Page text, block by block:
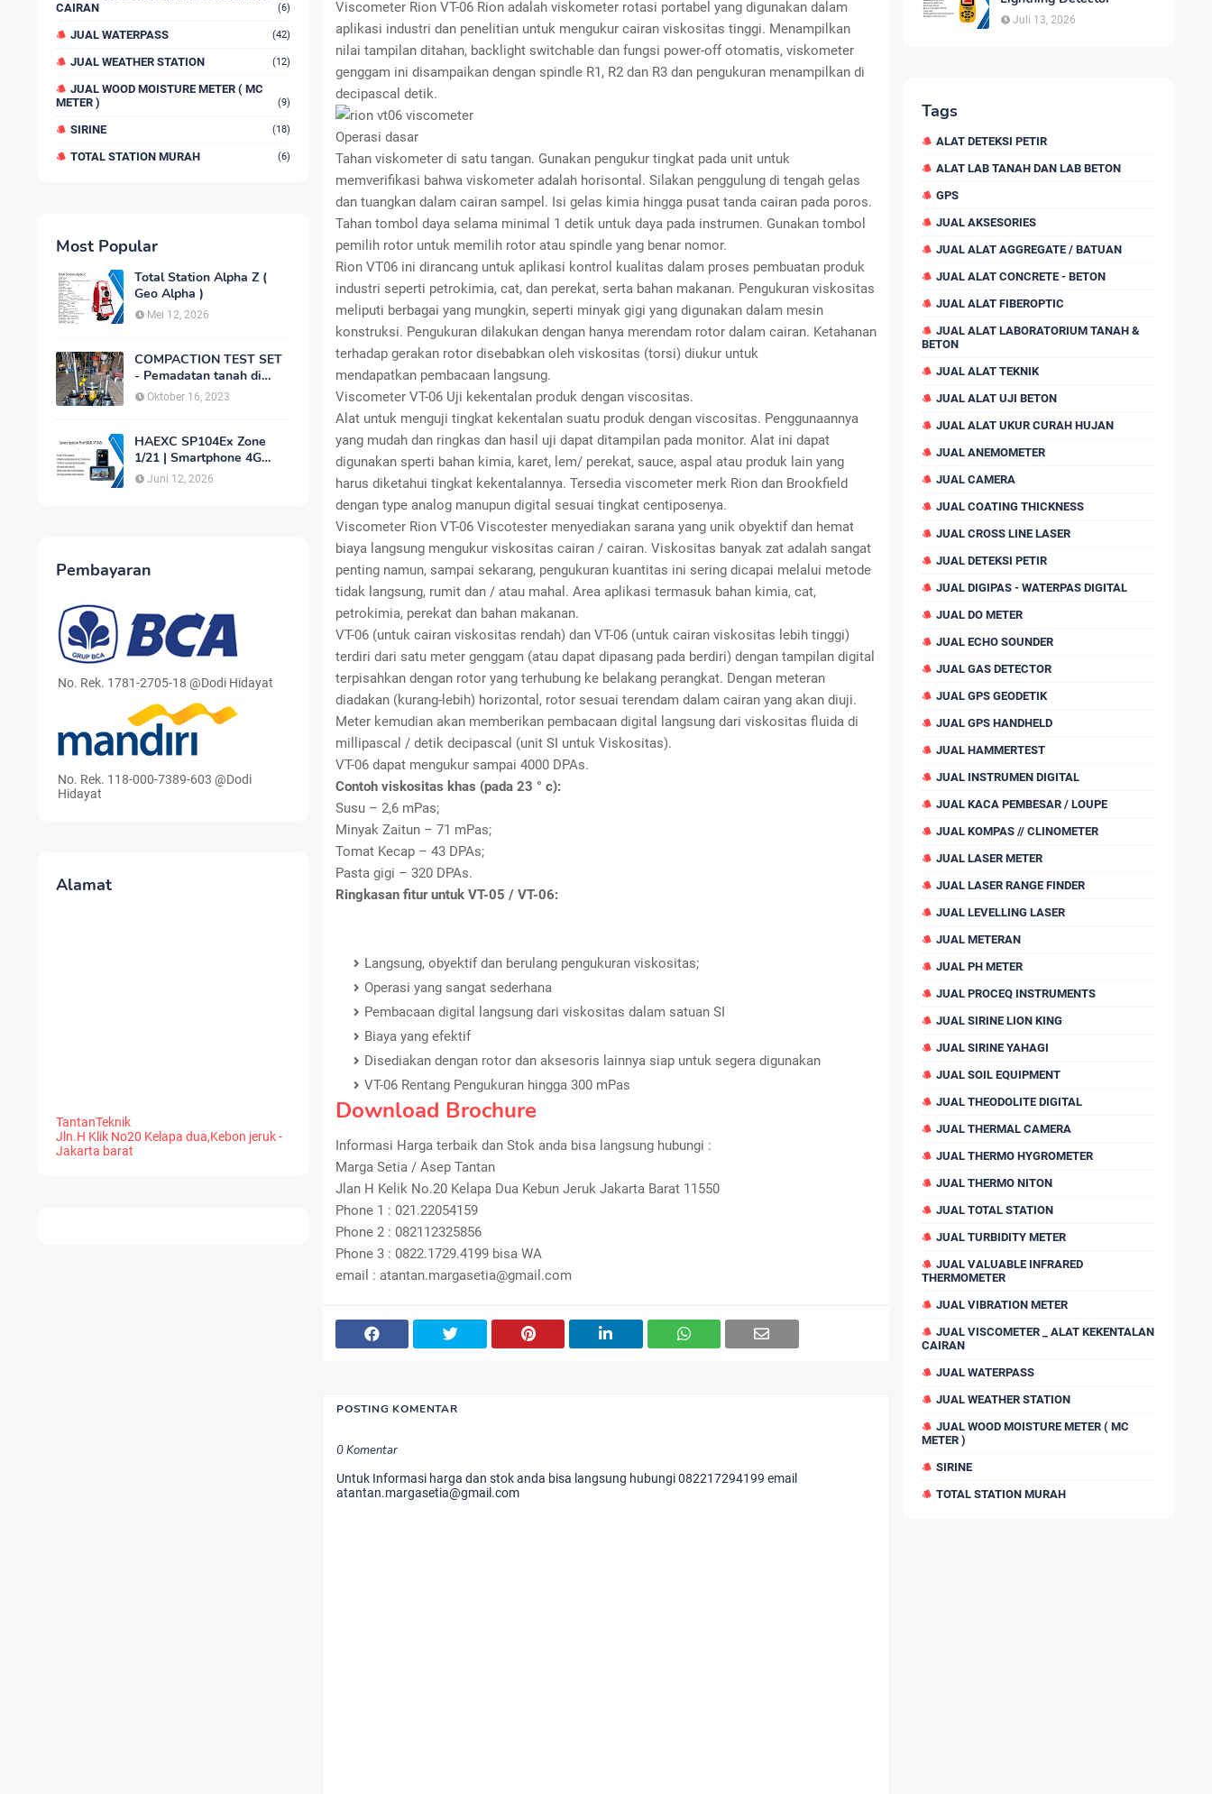
CAIRAN
(6)
JUAL WATERPASS (42)
JUAL WEATHER STATION (12)
JUAL WOOD MOISTURE METER ( MC
METER )
(9)
SIRINE (18)
TOTAL STATION MURAH (6)
Most Popular
Total Station Alpha Z (
Geo Alpha )
Mei 12, 2026
COMPACTION TEST SET
- Pemadatan tanah di
laboratorium
Oktober 16, 2023
HAEXC SP104Ex Zone
1/21 | Smartphone 4G
Intrinsically Safe
Juni 12, 2026
Pembayaran
No. Rek. 1781-2705-18 @Dodi Hidayat
No. Rek. 118-000-7389-603 @Dodi
Hidayat
Alamat
TantanTeknik
Jln.H Klik No20 Kelapa dua,Kebon jeruk -
Jakarta barat
Viscometer Rion VT-06 Rion adalah viskometer rotasi portabel yang digunakan dalam
aplikasi industri dan penelitian untuk mengukur cairan viskositas tinggi. Menampilkan
nilai tampilan ditahan, backlight switchable dan fungsi power-off otomatis, viskometer
genggam ini disampaikan dengan spindle R1, R2 dan R3 dan pengukuran menampilkan di
decipascal detik.
Operasi dasar
Tahan viskometer di satu tangan. Gunakan pengukur tingkat pada unit untuk
memverifikasi bahwa viskometer adalah horisontal. Silakan penggulung di tengah gelas
dan tuangkan dalam cairan sampel. Isi gelas kimia hingga pusat tanda cairan pada poros.
Tahan tombol daya selama minimal 1 detik untuk daya pada instrumen. Gunakan tombol
pemilih rotor untuk memilih rotor atau spindle yang benar nomor.
Rion VT06 ini dirancang untuk aplikasi kontrol kualitas dalam proses pembuatan produk
industri seperti petrokimia, cat, dan perekat, serta bahan makanan. Pengukuran viskositas
meliputi berbagai yang mungkin, seperti minyak gigi yang digunakan dalam mesin
konstruksi. Pengukuran dilakukan dengan hanya merendam rotor dalam cairan. Ketahanan
terhadap gerakan rotor disebabkan oleh viskositas (torsi) diukur untuk
mendapatkan pembacaan langsung.
Viscometer VT-06 Uji kekentalan produk dengan viscositas.
Alat untuk menguji tingkat kekentalan suatu produk dengan viscositas. Penggunaannya
yang mudah dan ringkas dan hasil uji dapat ditampilan pada monitor. Alat ini dapat
digunakan sperti bahan kimia, karet, lem/ perekat, sauce, aspal atau produk lain yang
harus diketahui tingkat kekentalannya. Tersedia viscometer merk Rion dan Brookfield
dengan type analog manupun digital sesuai tingkat centiposenya.
Viscometer Rion VT-06 Viscotester menyediakan sarana yang unik obyektif dan hemat
biaya langsung mengukur viskositas cairan / cairan. Viskositas banyak zat adalah sangat
penting namun, sampai sekarang, pengukuran kuantitas ini sering dicapai melalui metode
tidak langsung, rumit dan / atau mahal. Area aplikasi termasuk bahan kimia, cat,
petrokimia, perekat dan bahan makanan.
VT-06 (untuk cairan viskositas rendah) dan VT-06 (untuk cairan viskositas lebih tinggi)
terdiri dari satu meter genggam (atau dapat dipasang pada berdiri) dengan tampilan digital
terpisahkan dengan rotor yang terhubung ke belakang perangkat. Dengan meteran
diadakan (kurang-lebih) horizontal, rotor sesuai terendam dalam cairan yang akan diuji.
Meter kemudian akan memberikan pembacaan digital langsung dari viskositas fluida di
millipascal / detik decipascal (unit SI untuk Viskositas).
VT-06 dapat mengukur sampai 4000 DPAs.
Contoh viskositas khas (pada 23 ° c):
Susu – 2,6 mPas;
Minyak Zaitun – 71 mPas;
Tomat Kecap – 43 DPAs;
Pasta gigi – 320 DPAs.
Ringkasan fitur untuk VT-05 / VT-06:
Langsung, obyektif dan berulang pengukuran viskositas;
Operasi yang sangat sederhana
Pembacaan digital langsung dari viskositas dalam satuan SI
Biaya yang efektif
Disediakan dengan rotor dan aksesoris lainnya siap untuk segera digunakan
VT-06 Rentang Pengukuran hingga 300 mPas
Download Brochure
Informasi Harga terbaik dan Stok anda bisa langsung hubungi :
Marga Setia / Asep Tantan
Jlan H Kelik No.20 Kelapa Dua Kebun Jeruk Jakarta Barat 11550
Phone 1 : 021.22054159
Phone 2 : 082112325856
Phone 3 : 0822.1729.4199 bisa WA
email : atantan.margasetia@gmail.com
POSTING KOMENTAR
0 Komentar
Untuk Informasi harga dan stok anda bisa langsung hubungi 082217294199 email
atantan.margasetia@gmail.com
Juli 13, 2026
Tags
ALAT DETEKSI PETIR
ALAT LAB TANAH DAN LAB BETON
GPS
JUAL AKSESORIES
JUAL ALAT AGGREGATE / BATUAN
JUAL ALAT CONCRETE - BETON
JUAL ALAT FIBEROPTIC
JUAL ALAT LABORATORIUM TANAH &
BETON
JUAL ALAT TEKNIK
JUAL ALAT UJI BETON
JUAL ALAT UKUR CURAH HUJAN
JUAL ANEMOMETER
JUAL CAMERA
JUAL COATING THICKNESS
JUAL CROSS LINE LASER
JUAL DETEKSI PETIR
JUAL DIGIPAS - WATERPAS DIGITAL
JUAL DO METER
JUAL ECHO SOUNDER
JUAL GAS DETECTOR
JUAL GPS GEODETIK
JUAL GPS HANDHELD
JUAL HAMMERTEST
JUAL INSTRUMEN DIGITAL
JUAL KACA PEMBESAR / LOUPE
JUAL KOMPAS // CLINOMETER
JUAL LASER METER
JUAL LASER RANGE FINDER
JUAL LEVELLING LASER
JUAL METERAN
JUAL PH METER
JUAL PROCEQ INSTRUMENTS
JUAL SIRINE LION KING
JUAL SIRINE YAHAGI
JUAL SOIL EQUIPMENT
JUAL THEODOLITE DIGITAL
JUAL THERMAL CAMERA
JUAL THERMO HYGROMETER
JUAL THERMO NITON
JUAL TOTAL STATION
JUAL TURBIDITY METER
JUAL VALUABLE INFRARED
THERMOMETER
JUAL VIBRATION METER
JUAL VISCOMETER _ ALAT KEKENTALAN
CAIRAN
JUAL WATERPASS
JUAL WEATHER STATION
JUAL WOOD MOISTURE METER ( MC
METER )
SIRINE
TOTAL STATION MURAH